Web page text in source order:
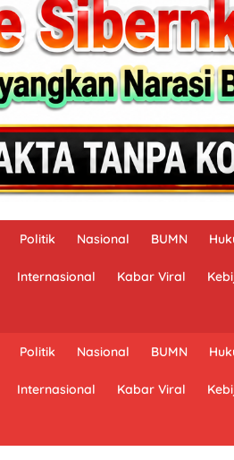
Politik Nasional BUMN
Internasional Kabar Viral
Politik Nasional BUMN
Internasional Kabar Viral